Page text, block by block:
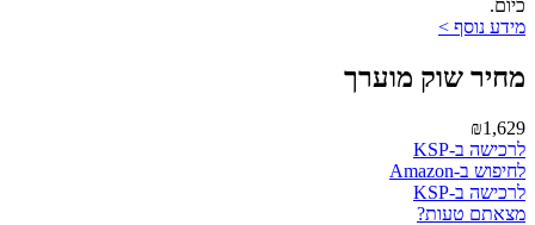
כיום.
מידע נוסף >
מחיר שוק מוערך
₪1,629
לרכישה ב-KSP
לחיפוש ב-Amazon
לרכישה ב-KSP
מצאתם טעות?